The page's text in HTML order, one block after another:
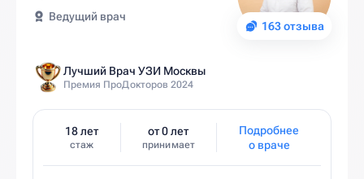
163 отзыва
Ведущий врач
Лучший Врач УЗИ Москвы
Премия ПроДокторов 2024
18 лет
стаж
от 0 лет
принимает
Подробнее
о враче